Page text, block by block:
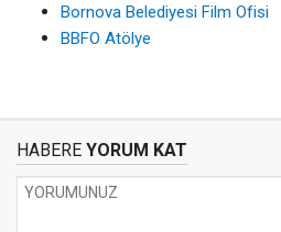
Bornova Belediyesi Film Ofisi
BBFO Atölye
HABERE YORUM KAT